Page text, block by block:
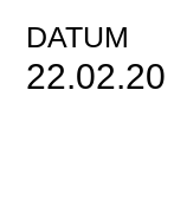
DATUM
22.02.20